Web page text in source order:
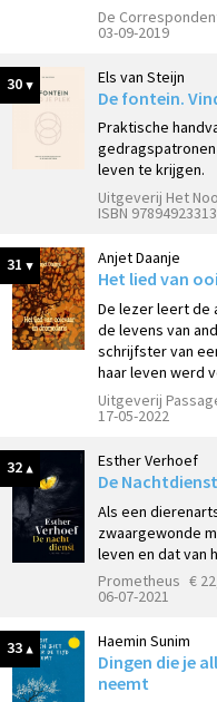
De
03-09-2019
30 Els van Steijn
De fontein.
Praktische
leven te krijgen.
Uitgeverij Het
ISBN
31 Anjet Daanje
Het lied van
De lezer leert de
de levens van
schrijfster van
haar leven werd
Uitgeverij
17-05-2022
32 Esther Verhoef
De Nachtdienst
Als een
zwaargewonde
leven en dat van
Prometheus €
06-07-2021
33 Haemin Sunim
Dingen die je
neemt